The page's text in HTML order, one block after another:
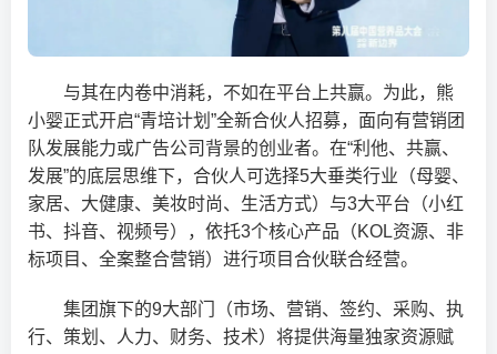
与其在内卷中消耗，不如在平台上共赢。为此，熊
小婴正式开启“青培计划”全新合伙人招募，面向有营销团
队发展能力或广告公司背景的创业者。在“利他、共赢、
发展”的底层思维下，合伙人可选择5大垂类行业（母婴、
家居、大健康、美妆时尚、生活方式）与3大平台（小红
书、抖音、视频号），依托3个核心产品（KOL资源、非
标项目、全案整合营销）进行项目合伙联合经营。
集团旗下的9大部门（市场、营销、签约、采购、执
行、策划、人力、财务、技术）将提供海量独家资源赋